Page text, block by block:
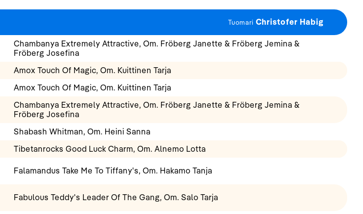
Tuomari Christofer Habig
Chambanya Extremely Attractive, Om. Fröberg Janette & Fröberg Jemina &
Fröberg Josefina
Amox Touch Of Magic, Om. Kuittinen Tarja
Amox Touch Of Magic, Om. Kuittinen Tarja
Chambanya Extremely Attractive, Om. Fröberg Janette & Fröberg Jemina &
Fröberg Josefina
Shabash Whitman, Om. Heini Sanna
Tibetanrocks Good Luck Charm, Om. Alnemo Lotta
Falamandus Take Me To Tiffany's, Om. Hakamo Tanja
Fabulous Teddy's Leader Of The Gang, Om. Salo Tarja